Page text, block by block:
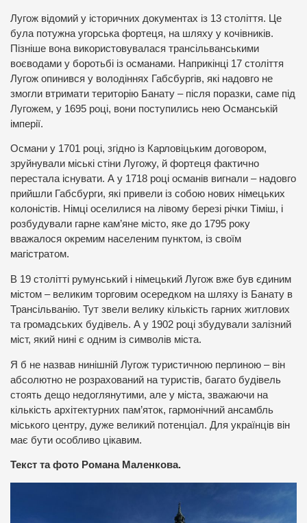
Лугож відомий у історичних документах із 13 століття. Це
була потужна угорська фортеця, на шляху у кочівників.
Пізніше вона використовувалася трансільванськими
воєводами у боротьбі із османами. Наприкінці 17 століття
Лугож опинився у володіннях Габсбургів, які надовго не
змогли втримати територію Банату – після поразки, саме під
Лугожем, у 1695 році, вони поступились нею Османській
імперії.
Османи у 1701 році, згідно із Карловіцьким договором,
зруйнували міські стіни Лугожу, й фортеця фактично
перестала існувати. А у 1718 році османів вигнали – надовго
прийшли Габсбурги, які привели із собою нових німецьких
колоністів. Німці оселилися на лівому березі річки Тіміш, і
розбудували гарне кам’яне місто, яке до 1795 року
вважалося окремим населеним пунктом, із своїм
магістратом.
В 19 столітті румунський і німецький Лугож вже був єдиним
містом – великим торговим осередком на шляху із Банату в
Трансільванію. Тут звели велику кількість гарних житлових
та громадських будівель. А у 1902 році збудували залізний
міст, який нині є одним із символів міста.
Я б не назвав нинішній Лугож туристичною перлиною – він
абсолютно не розрахований на туристів, багато будівель
стоять дещо недоглянутими, але у міста, зважаючи на
кількість архітектурних пам’яток, гармонічний ансамбль
міського центру, дуже великий потенціал. Для українців він
має бути особливо цікавим.
Текст та фото Романа Маленкова.